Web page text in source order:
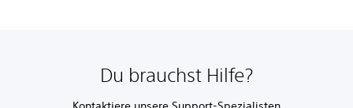
Du brauchst Hilfe?